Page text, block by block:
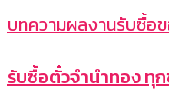
บทความผลงานรับซื้อ
รับซื้อตั๋วจำนำทอง ทุ